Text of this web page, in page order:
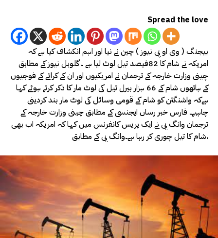
Spread the love
بیجنگ ( وی او پی نیوز ) چین نے نیا اور اہم انکشاف کیا ہے کہ
امریکہ نے شام کا 82فیصد تیل لوٹ لیا ہے ۔ گلوبل نیوز کے مطابق
چینی وزارت خارجہ کے ترجمان نے امریکیوں اور ان کے کرائے کے فوجیوں
کے ہاتھوں شام کے 66 ہزار بیرل تیل کی لوٹ مار کا ذکر کرتے ہوئے کہا
ہےکہ واشنگٹن کو شام کے قومی وسائل کی لوٹ مار بند کردینی
چاہیے۔ فارس خبر رساں ایجنسی کے مطابق چینی وزارت خارجہ کے
ترجمان وانگ یی نے ایک پریس کانفرنس میں کہا کہ امریکہ اب بھی
شام کا تیل چوری کر رہا ہے۔وانگ یی کے مطابق،